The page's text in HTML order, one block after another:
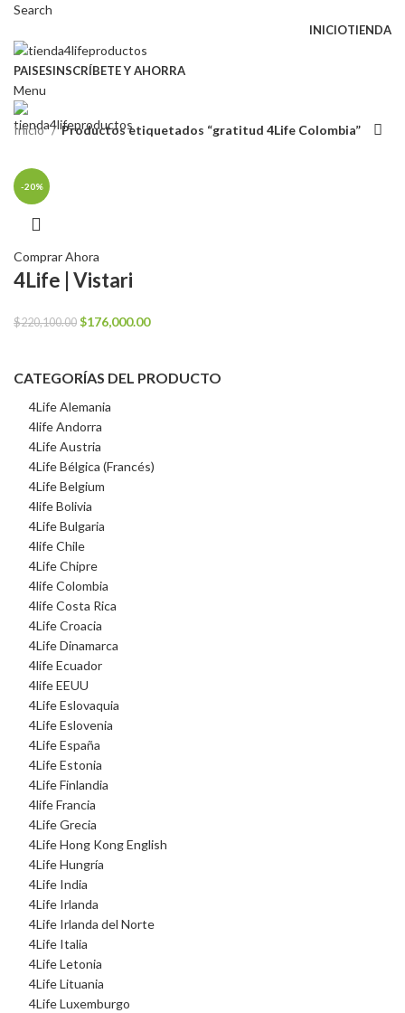
Search
INICIOTIENDA
PAISESINSCRÍBETE Y AHORRA
Menu
CATEGORÍAS DEL PRODUCTO
4Life Alemania
4life Andorra
4Life Austria
4Life Bélgica (Francés)
4Life Belgium
4life Bolivia
4Life Bulgaria
4life Chile
4Life Chipre
4life Colombia
4life Costa Rica
4Life Croacia
4Life Dinamarca
4life Ecuador
4life EEUU
4Life Eslovaquia
4Life Eslovenia
4Life España
4Life Estonia
4Life Finlandia
4life Francia
4Life Grecia
4Life Hong Kong English
4Life Hungría
4Life India
4Life Irlanda
4Life Irlanda del Norte
4Life Italia
4Life Letonia
4Life Lituania
4Life Luxemburgo
Inicio Productos etiquetados “gratitud 4Life Colombia”
-20%
Comprar Ahora
4Life | Vistari
$220,100.00 El
era:
$220,100.00.
$176,000.00El
es: